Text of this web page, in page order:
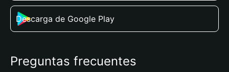
Descarga de Google Play
Preguntas frecuentes